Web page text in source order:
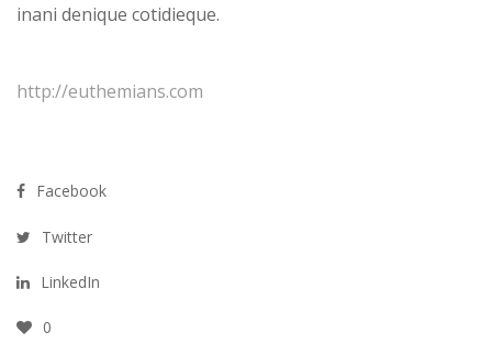
inani denique cotidieque.
http://euthemians.com
Facebook
Twitter
LinkedIn
0